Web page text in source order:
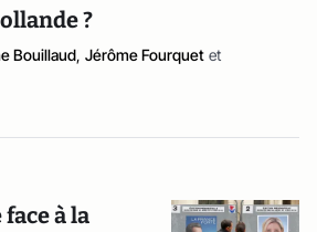
?
Bouillaud, Jérôme Fourquet et
face à la